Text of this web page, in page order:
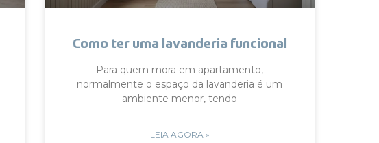
Como ter uma lavanderia funcional
Para quem mora em apartamento,
normalmente o espaço da lavanderia é um
ambiente menor, tendo
LEIA AGORA »